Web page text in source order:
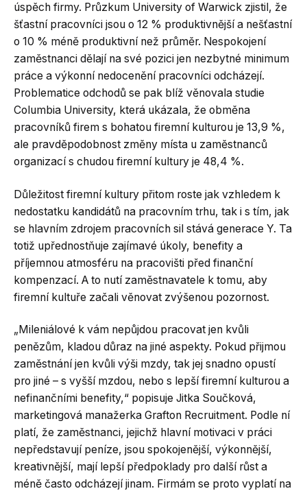
úspěch firmy. Průzkum University of Warwick zjistil, že
šťastní pracovníci jsou o 12 % produktivnější a nešťastní
o 10 % méně produktivní než průměr. Nespokojení
zaměstnanci dělají na své pozici jen nezbytné minimum
práce a výkonní nedocenění pracovníci odcházejí.
Problematice odchodů se pak blíž věnovala studie
Columbia University, která ukázala, že obměna
pracovníků firem s bohatou firemní kulturou je 13,9 %,
ale pravděpodobnost změny místa u zaměstnanců
organizací s chudou firemní kultury je 48,4 %.
Důležitost firemní kultury přitom roste jak vzhledem k
nedostatku kandidátů na pracovním trhu, tak i s tím, jak
se hlavním zdrojem pracovních sil stává generace Y. Ta
totiž upřednostňuje zajímavé úkoly, benefity a
příjemnou atmosféru na pracovišti před finanční
kompenzací. A to nutí zaměstnavatele k tomu, aby
firemní kultuře začali věnovat zvýšenou pozornost.
„Mileniálové k vám nepůjdou pracovat jen kvůli
penězům, kladou důraz na jiné aspekty. Pokud přijmou
zaměstnání jen kvůli výši mzdy, tak jej snadno opustí
pro jiné – s vyšší mzdou, nebo s lepší firemní kulturou a
nefinančními benefity,“ popisuje Jitka Součková,
marketingová manažerka Grafton Recruitment. Podle ní
platí, že zaměstnanci, jejichž hlavní motivaci v práci
nepředstavují peníze, jsou spokojenější, výkonnější,
kreativnější, mají lepší předpoklady pro další růst a
méně často odcházejí jinam. Firmám se proto vyplatí na